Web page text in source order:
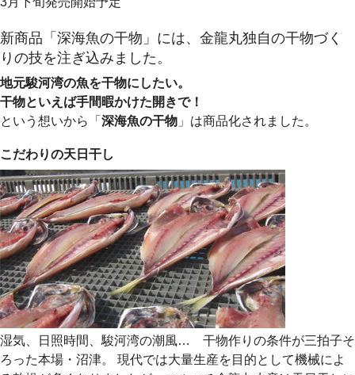
新商品「深海魚の干物」には、金龍丸独自の干物づく
りの技を注ぎ込みました。
地元駿河湾の魚を干物にしたい。
干物といえば手間暇かけた開きで！
という想いから「 深海魚の干物 」は商品化されました。
こだわりの天日干し
湿気、日照時間、駿河湾の潮風… 干物作りの条件が三拍子そ
ろった本場・沼津。 現代では大量生産を目的として機械によ